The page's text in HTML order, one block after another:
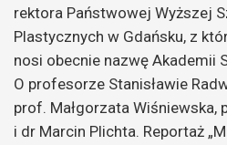
rektora Państwowej Wyższej
Plastycznych w Gdańsku, z
nosi obecnie nazwę Akademii
O profesorze Stanisławie
prof. Małgorzata Wiśniewska,
i dr Marcin Plichta. Reportaż